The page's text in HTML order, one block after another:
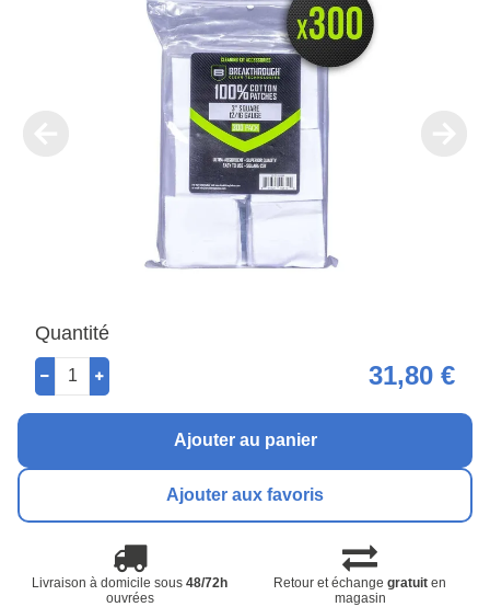
Quantité
31,80 €
Ajouter au panier
Ajouter aux favoris
Livraison à domicile sous48/72h
ouvrées
Retour et échangegratuit en
magasin